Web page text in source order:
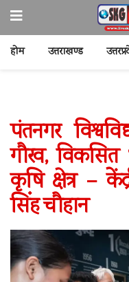
होम उत्तराखण्ड
पंतनगर
गौरव,
कृषि क्षेत्र –
सिंह चौहान